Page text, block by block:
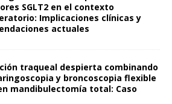
SGLT2 en el contexto
Implicaciones clínicas y
actuales
traqueal despierta combinando
y broncoscopia flexible
mandibulectomía total: Caso